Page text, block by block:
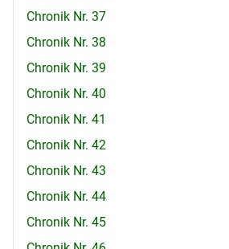
Chronik Nr. 37
Chronik Nr. 38
Chronik Nr. 39
Chronik Nr. 40
Chronik Nr. 41
Chronik Nr. 42
Chronik Nr. 43
Chronik Nr. 44
Chronik Nr. 45